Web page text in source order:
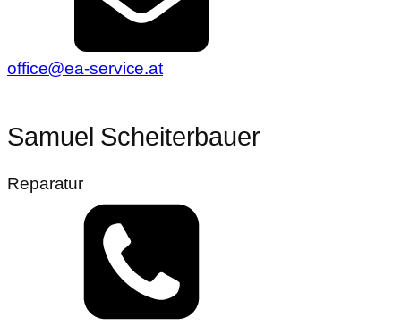
office@ea-service.at
Samuel Scheiterbauer
Reparatur